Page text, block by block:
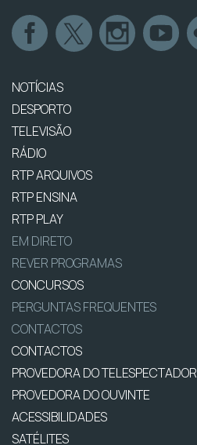
NOTÍCIAS
DESPORTO
TELEVISÃO
RÁDIO
RTP ARQUIVOS
RTP ENSINA
RTP PLAY
EM DIRETO
REVER PROGRAMAS
CONCURSOS
PERGUNTAS FREQUENTES
CONTACTOS
CONTACTOS
PROVEDORA DO TELESPECTADOR
PROVEDORA DO OUVINTE
ACESSIBILIDADES
SATÉLITES